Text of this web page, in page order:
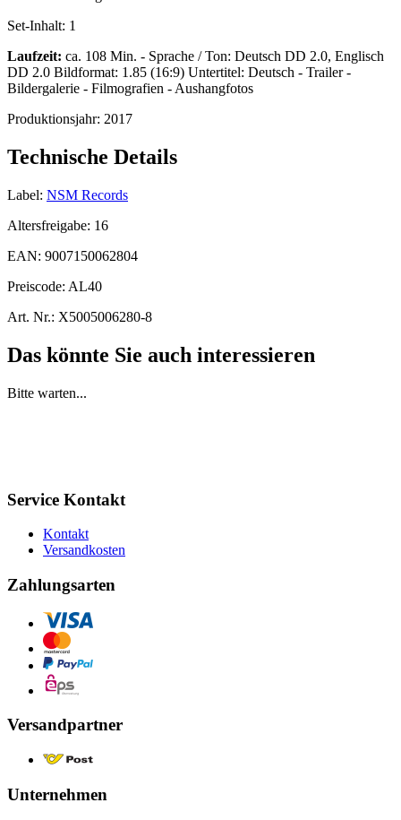
Set-Inhalt: 1
Laufzeit: ca. 108 Min. - Sprache / Ton: Deutsch DD 2.0, Englisch
DD 2.0 Bildformat: 1.85 (16:9) Untertitel: Deutsch - Trailer -
Bildergalerie - Filmografien - Aushangfotos
Produktionsjahr: 2017
Technische Details
Label: NSM Records
Altersfreigabe: 16
EAN: 9007150062804
Preiscode: AL40
Art. Nr.: X5005006280-8
Das könnte Sie auch interessieren
Bitte warten...
Service Kontakt
Kontakt
Versandkosten
Zahlungsarten
Versandpartner
Unternehmen